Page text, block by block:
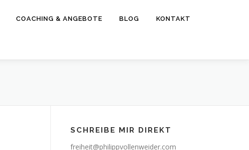
COACHING & ANGEBOTE BLOG KONTAKT
SCHREIBE MIR DIREKT
freiheit@philippvollenweider.com